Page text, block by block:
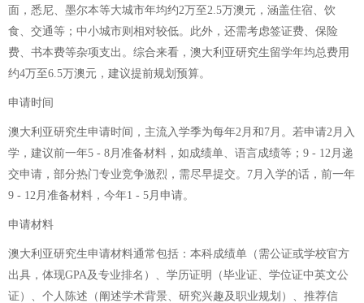
面，悉尼、墨尔本等大城市年均约2万至2.5万澳元，涵盖住宿、饮
食、交通等；中小城市则相对较低。此外，还需考虑签证费、保险
费、书本费等杂项支出。综合来看，澳大利亚研究生留学年均总费用
约4万至6.5万澳元，建议提前规划预算。
申请时间
澳大利亚研究生申请时间，主流入学季为每年2月和7月。若申请2月入
学，建议前一年5 - 8月准备材料，如成绩单、语言成绩等；9 - 12月递
交申请，部分热门专业竞争激烈，需尽早提交。7月入学的话，前一年
9 - 12月准备材料，今年1 - 5月申请。
申请材料
澳大利亚研究生申请材料通常包括：本科成绩单（需公证或学校官方
出具，体现GPA及专业排名）、学历证明（毕业证、学位证中英文公
证）、个人陈述（阐述学术背景、研究兴趣及职业规划）、推荐信